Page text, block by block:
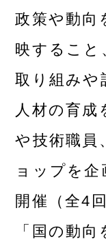
政策や動向
映すること
取り組みや
人材の育成
や技術職員
ョップを企
開催（全4
「国の動